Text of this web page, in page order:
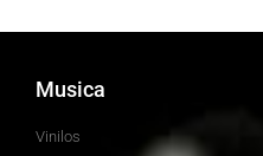
Musica
Vinilos